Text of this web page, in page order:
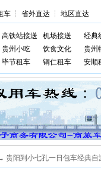
车 ┆ 省外直达 ┆ 地区直达
高铁站接送 机场接送
经典
贵州小吃 饮食文化
贵州
毕节租车 铜仁租车 安顺
贵阳到小七孔一日包车经典自